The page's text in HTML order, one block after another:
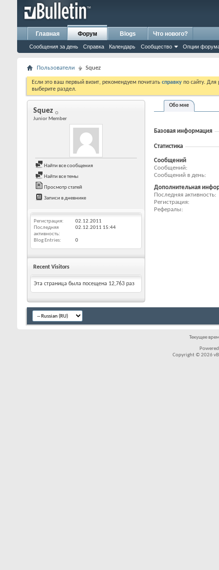
Главная Форум
Сообщения за день Справка Календарь Сообщество Опции
Blogs Что нового?
Пользователи Squez
Если это ваш первый визит, рекомендуем почитать справку по сайту.
выберите раздел.
Squez
Junior Member
Найти все сообщения
Найти все темы
Просмотр статей
Записи в дневнике
Регистрация
02.12.2011
Последняя
активность
02.12.2011 15:44
Blog Entries 0
Recent Visitors
Эта страница была посещена 12,763 раз
Обо мне
Базовая информация
Статистика
Сообщений
Сообщений
Сообщений в день
Дополнительная
Последняя активность
Регистрация
Рефералы
Текущее
Copyright © 2026